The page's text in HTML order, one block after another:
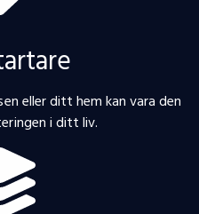
eller ditt hem kan vara den
i ditt liv.